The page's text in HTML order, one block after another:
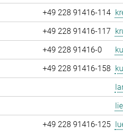
+49 228 91416-114
+49 228 91416-117
+49 228 91416-0
+49 228 91416-158
+49 228 91416-125